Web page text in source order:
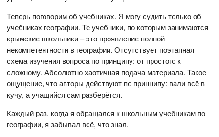
Теперь поговорим об учебниках. Я могу судить только об
учебниках географии. Те учебники, по которым занимаются
крымские школьники – это проявление полной
некомпетентности в географии. Отсутствует поэтапная
схема изучения вопроса по принципу: от простого к
сложному. Абсолютно хаотичная подача материала. Такое
ощущение, что авторы действуют по принципу: вали всё в
кучу, а учащийся сам разберётся.
Каждый раз, когда я обращался к школьным учебникам по
географии, я забывал всё, что знал.